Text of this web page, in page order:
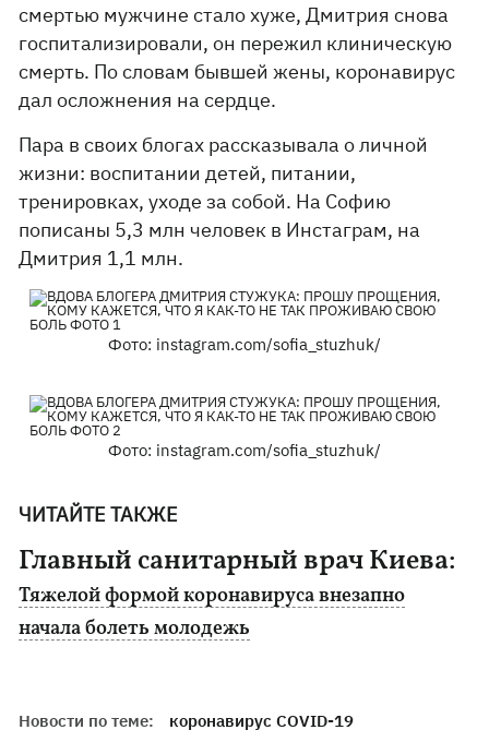
смертью мужчине стало хуже, Дмитрия снова
госпитализировали, он пережил клиническую
смерть. По словам бывшей жены, коронавирус
дал осложнения на сердце.
Пара в своих блогах рассказывала о личной
жизни: воспитании детей, питании,
тренировках, уходе за собой. На Софию
пописаны 5,3 млн человек в Инстаграм, на
Дмитрия 1,1 млн.
Фото: instagram.com/sofia_stuzhuk/
Фото: instagram.com/sofia_stuzhuk/
ЧИТАЙТЕ ТАКЖЕ
Главный санитарный врач Киева:
Тяжелой формой коронавируса внезапно
начала болеть молодежь
Новости по теме: коронавирус COVID-19